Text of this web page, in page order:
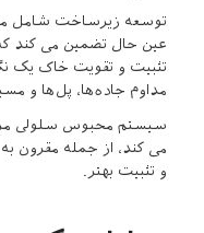
توسعه زیرساخت شامل
عین حال تضمین می کند که
تثبیت و تقویت خاک یک
مداوم جاده‌ها، پل‌ها و
سیستم محبوس سلولی
می کند، از جمله مقرون
و تثبیت بهتر.